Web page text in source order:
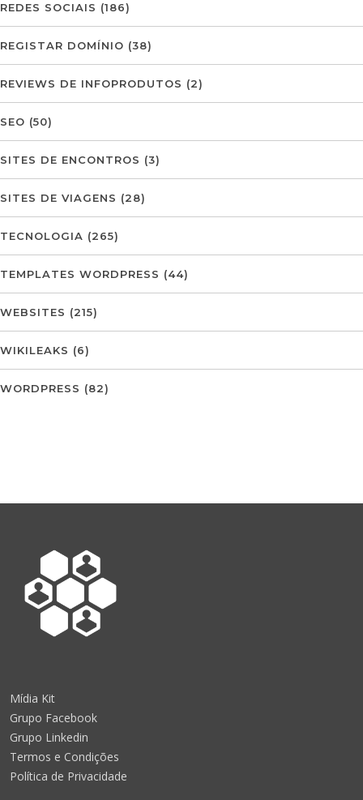
REDES SOCIAIS (186)
REGISTAR DOMÍNIO (38)
REVIEWS DE INFOPRODUTOS (2)
SEO (50)
SITES DE ENCONTROS (3)
SITES DE VIAGENS (28)
TECNOLOGIA (265)
TEMPLATES WORDPRESS (44)
WEBSITES (215)
WIKILEAKS (6)
WORDPRESS (82)
Mídia Kit
Grupo Facebook
Grupo Linkedin
Termos e Condições
Política de Privacidade